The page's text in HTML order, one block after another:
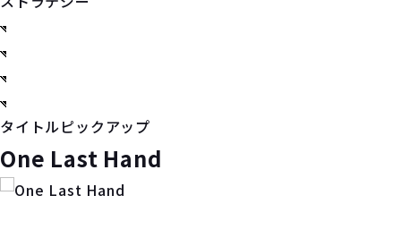
タイトルピックアップ
One Last Hand